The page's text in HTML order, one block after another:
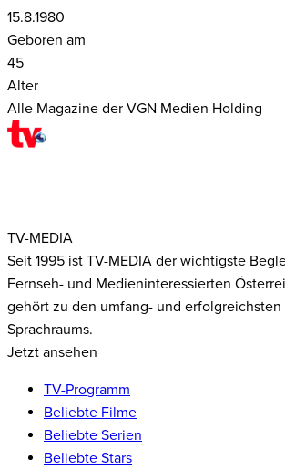
15.8.1980
Geboren am
45
Alter
Alle Magazine der VGN Medien Holding
TV-MEDIA
Seit 1995 ist TV-MEDIA der wichtigste
Fernseh- und Medieninteressierten
gehört zu den umfang- und erfolgreichsten
Sprachraums.
Jetzt ansehen
TV-Programm
Beliebte Filme
Beliebte Serien
Beliebte Stars